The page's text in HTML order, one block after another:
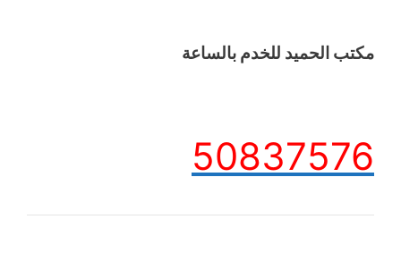
مكتب الحميد للخدم بالساعة
50837576